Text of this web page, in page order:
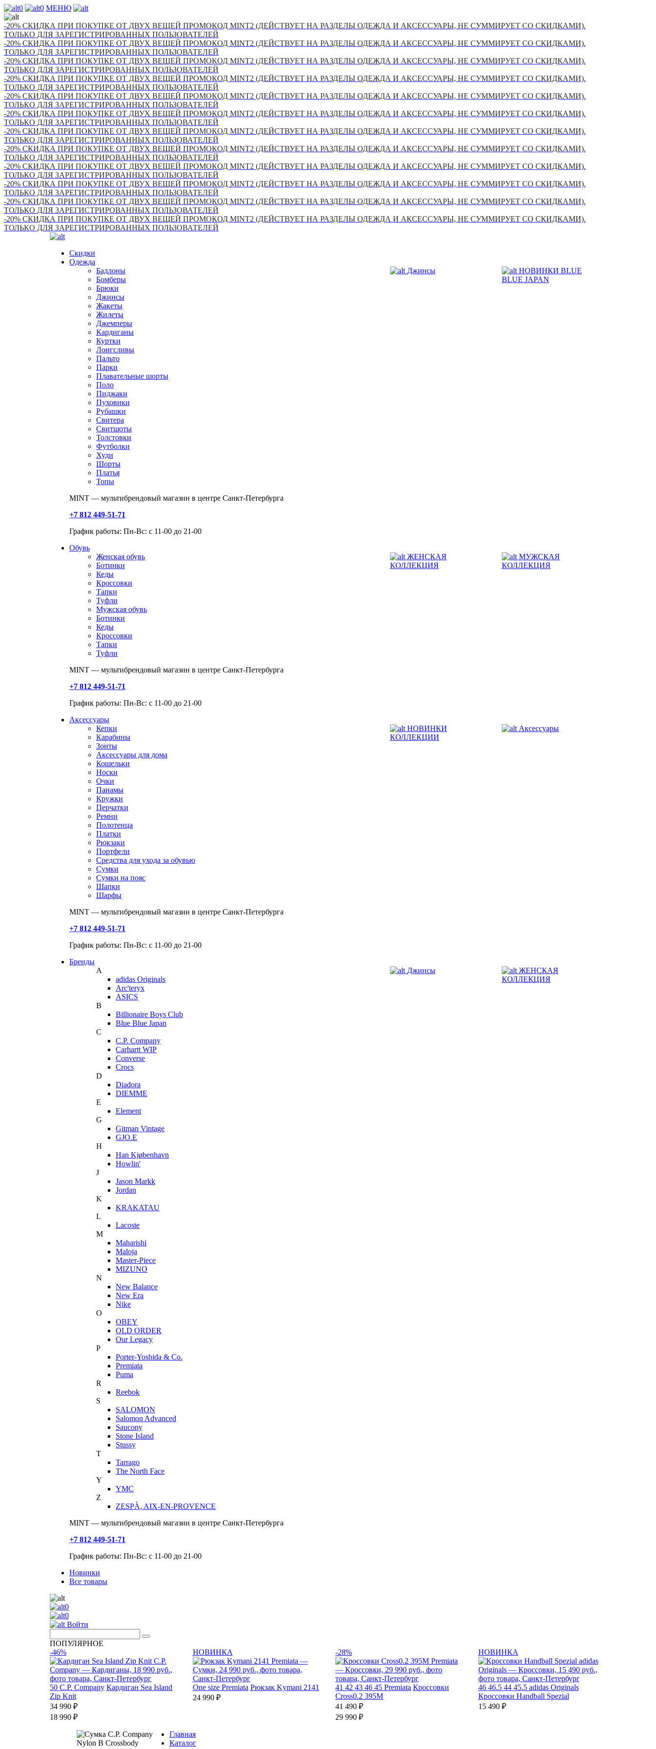
0 0 МЕНЮ
-20% СКИДКА ПРИ ПОКУПКЕ ОТ ДВУХ ВЕЩЕЙ ПРОМОКОД MINT2 (ДЕЙСТВУЕТ НА РАЗДЕЛЫ ОДЕЖДА И АКСЕССУАРЫ, НЕ СУММИРУЕТ СО СКИДКАМИ).
ТОЛЬКО ДЛЯ ЗАРЕГИСТРИРОВАННЫХ ПОЛЬЗОВАТЕЛЕЙ
-20% СКИДКА ПРИ ПОКУПКЕ ОТ ДВУХ ВЕЩЕЙ ПРОМОКОД MINT2 (ДЕЙСТВУЕТ НА РАЗДЕЛЫ ОДЕЖДА И АКСЕССУАРЫ, НЕ СУММИРУЕТ СО СКИДКАМИ).
ТОЛЬКО ДЛЯ ЗАРЕГИСТРИРОВАННЫХ ПОЛЬЗОВАТЕЛЕЙ
-20% СКИДКА ПРИ ПОКУПКЕ ОТ ДВУХ ВЕЩЕЙ ПРОМОКОД MINT2 (ДЕЙСТВУЕТ НА РАЗДЕЛЫ ОДЕЖДА И АКСЕССУАРЫ, НЕ СУММИРУЕТ СО СКИДКАМИ).
ТОЛЬКО ДЛЯ ЗАРЕГИСТРИРОВАННЫХ ПОЛЬЗОВАТЕЛЕЙ
-20% СКИДКА ПРИ ПОКУПКЕ ОТ ДВУХ ВЕЩЕЙ ПРОМОКОД MINT2 (ДЕЙСТВУЕТ НА РАЗДЕЛЫ ОДЕЖДА И АКСЕССУАРЫ, НЕ СУММИРУЕТ СО СКИДКАМИ).
ТОЛЬКО ДЛЯ ЗАРЕГИСТРИРОВАННЫХ ПОЛЬЗОВАТЕЛЕЙ
-20% СКИДКА ПРИ ПОКУПКЕ ОТ ДВУХ ВЕЩЕЙ ПРОМОКОД MINT2 (ДЕЙСТВУЕТ НА РАЗДЕЛЫ ОДЕЖДА И АКСЕССУАРЫ, НЕ СУММИРУЕТ СО СКИДКАМИ).
ТОЛЬКО ДЛЯ ЗАРЕГИСТРИРОВАННЫХ ПОЛЬЗОВАТЕЛЕЙ
-20% СКИДКА ПРИ ПОКУПКЕ ОТ ДВУХ ВЕЩЕЙ ПРОМОКОД MINT2 (ДЕЙСТВУЕТ НА РАЗДЕЛЫ ОДЕЖДА И АКСЕССУАРЫ, НЕ СУММИРУЕТ СО СКИДКАМИ).
ТОЛЬКО ДЛЯ ЗАРЕГИСТРИРОВАННЫХ ПОЛЬЗОВАТЕЛЕЙ
-20% СКИДКА ПРИ ПОКУПКЕ ОТ ДВУХ ВЕЩЕЙ ПРОМОКОД MINT2 (ДЕЙСТВУЕТ НА РАЗДЕЛЫ ОДЕЖДА И АКСЕССУАРЫ, НЕ СУММИРУЕТ СО СКИДКАМИ).
ТОЛЬКО ДЛЯ ЗАРЕГИСТРИРОВАННЫХ ПОЛЬЗОВАТЕЛЕЙ
-20% СКИДКА ПРИ ПОКУПКЕ ОТ ДВУХ ВЕЩЕЙ ПРОМОКОД MINT2 (ДЕЙСТВУЕТ НА РАЗДЕЛЫ ОДЕЖДА И АКСЕССУАРЫ, НЕ СУММИРУЕТ СО СКИДКАМИ).
ТОЛЬКО ДЛЯ ЗАРЕГИСТРИРОВАННЫХ ПОЛЬЗОВАТЕЛЕЙ
-20% СКИДКА ПРИ ПОКУПКЕ ОТ ДВУХ ВЕЩЕЙ ПРОМОКОД MINT2 (ДЕЙСТВУЕТ НА РАЗДЕЛЫ ОДЕЖДА И АКСЕССУАРЫ, НЕ СУММИРУЕТ СО СКИДКАМИ).
ТОЛЬКО ДЛЯ ЗАРЕГИСТРИРОВАННЫХ ПОЛЬЗОВАТЕЛЕЙ
-20% СКИДКА ПРИ ПОКУПКЕ ОТ ДВУХ ВЕЩЕЙ ПРОМОКОД MINT2 (ДЕЙСТВУЕТ НА РАЗДЕЛЫ ОДЕЖДА И АКСЕССУАРЫ, НЕ СУММИРУЕТ СО СКИДКАМИ).
ТОЛЬКО ДЛЯ ЗАРЕГИСТРИРОВАННЫХ ПОЛЬЗОВАТЕЛЕЙ
-20% СКИДКА ПРИ ПОКУПКЕ ОТ ДВУХ ВЕЩЕЙ ПРОМОКОД MINT2 (ДЕЙСТВУЕТ НА РАЗДЕЛЫ ОДЕЖДА И АКСЕССУАРЫ, НЕ СУММИРУЕТ СО СКИДКАМИ).
ТОЛЬКО ДЛЯ ЗАРЕГИСТРИРОВАННЫХ ПОЛЬЗОВАТЕЛЕЙ
-20% СКИДКА ПРИ ПОКУПКЕ ОТ ДВУХ ВЕЩЕЙ ПРОМОКОД MINT2 (ДЕЙСТВУЕТ НА РАЗДЕЛЫ ОДЕЖДА И АКСЕССУАРЫ, НЕ СУММИРУЕТ СО СКИДКАМИ).
ТОЛЬКО ДЛЯ ЗАРЕГИСТРИРОВАННЫХ ПОЛЬЗОВАТЕЛЕЙ
Скидки
Одежда
Бадлоны
Бомберы
Брюки
Джинсы
Жакеты
Жилеты
Джемперы
Кардиганы
Куртки
Лонгсливы
Пальто
Парки
Плавательные шорты
Поло
Пиджаки
Пуховики
Рубашки
Свитера
Свитшоты
Толстовки
Футболки
Худи
Шорты
Платья
Топы
Джинсы
НОВИНКИ BLUE
BLUE JAPAN
MINT — мультибрендовый магазин в центре Санкт-Петербурга
+7 812 449-51-71
График работы: Пн-Вс: с 11-00 до 21-00
Обувь
Женская обувь
Ботинки
Кеды
Кроссовки
Тапки
Туфли
Мужская обувь
Ботинки
Кеды
Кроссовки
Тапки
Туфли
ЖЕНСКАЯ
КОЛЛЕКЦИЯ
МУЖСКАЯ
КОЛЛЕКЦИЯ
MINT — мультибрендовый магазин в центре Санкт-Петербурга
+7 812 449-51-71
График работы: Пн-Вс: с 11-00 до 21-00
Аксессуары
Кепки
Карабины
Зонты
Аксессуары для дома
Кошельки
Носки
Очки
Панамы
Кружки
Перчатки
Ремни
Полотенца
Платки
Рюкзаки
Портфели
Средства для ухода за обувью
Сумки
Сумки на пояс
Шапки
Шарфы
НОВИНКИ
КОЛЛЕКЦИИ
Аксессуары
MINT — мультибрендовый магазин в центре Санкт-Петербурга
+7 812 449-51-71
График работы: Пн-Вс: с 11-00 до 21-00
Бренды
A
adidas Originals
Arc'teryx
ASICS
B
Billionaire Boys Club
Blue Blue Japan
C
C.P. Company
Carhartt WIP
Converse
Crocs
D
Diadora
DIEMME
E
Element
G
Gitman Vintage
GJO.E
H
Han Kjøbenhavn
Howlin'
J
Jason Markk
Jordan
K
KRAKATAU
L
Lacoste
M
Maharishi
Maloja
Master-Piece
MIZUNO
N
New Balance
New Era
Nike
O
OBEY
OLD ORDER
Our Legacy
P
Porter-Yoshida & Co.
Premiata
Puma
R
Reebok
S
SALOMON
Salomon Advanced
Saucony
Stone Island
Stussy
T
Tarrago
The North Face
Y
YMC
Z
ZESPÀ, AIX-EN-PROVENCE
Джинсы
ЖЕНСКАЯ
КОЛЛЕКЦИЯ
MINT — мультибрендовый магазин в центре Санкт-Петербурга
+7 812 449-51-71
График работы: Пн-Вс: с 11-00 до 21-00
Новинки
Все товары
0
0
Войти
ПОПУЛЯРНОЕ
-46%
50 C.P. Company Кардиган Sea Island
Zip Knit
34 990 ₽
18 990 ₽
НОВИНКА
One size Premiata Рюкзак Kymani 2141
24 990 ₽
-28%
41 42 43 46 45 Premiata Кроссовки
Cross0.2 395M
41 490 ₽
29 990 ₽
НОВИНКА
46 46.5 44 45.5 adidas Originals
Кроссовки Handball Spezial
15 490 ₽
Главная
Каталог